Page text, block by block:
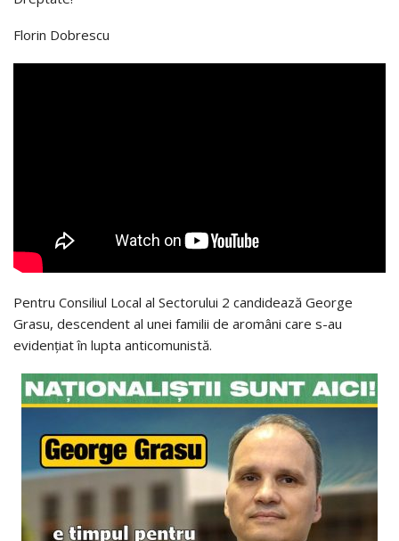
Florin Dobrescu
Pentru Consiliul Local al Sectorului 2 candidează George
Grasu, descendent al unei familii de aromâni care s-au
evidențiat în lupta anticomunistă.